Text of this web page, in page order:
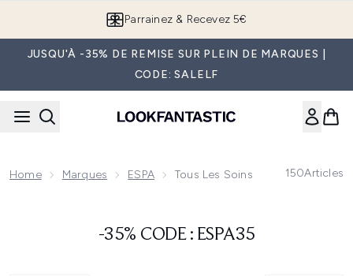
Parrainez & Recevez 5€
JUSQU'À -35% DE REMISE SUR PLEIN DE MARQUES |
CODE: SALELF
Home Marques ESPA Tous Les Soins ESPA 150Articles
-35% CODE : ESPA35